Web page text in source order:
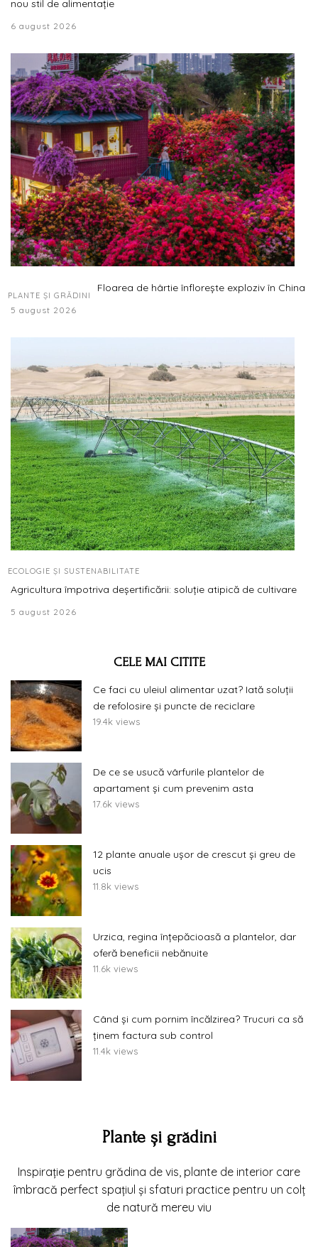
nou stil de alimentație
6 august 2026
PLANTE ȘI GRĂDINI
Floarea de hârtie înflorește exploziv în China
5 august 2026
ECOLOGIE ȘI SUSTENABILITATE
Agricultura împotriva deșertificării: soluție atipică de cultivare
5 august 2026
CELE MAI CITITE
Ce faci cu uleiul alimentar uzat? Iată soluții
de refolosire și puncte de reciclare
19.4k views
De ce se usucă vârfurile plantelor de
apartament și cum prevenim asta
17.6k views
12 plante anuale ușor de crescut și greu de
ucis
11.8k views
Urzica, regina înțepăcioasă a plantelor, dar
oferă beneficii nebănuite
11.6k views
Când și cum pornim încălzirea? Trucuri ca să
ținem factura sub control
11.4k views
Plante și grădini
Inspirație pentru grădina de vis, plante de interior care
îmbracă perfect spațiul și sfaturi practice pentru un colț
de natură mereu viu